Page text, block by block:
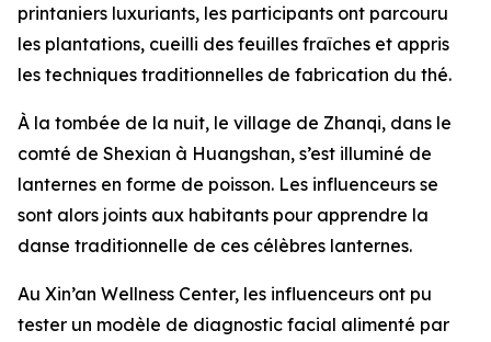
printaniers luxuriants, les participants ont parcouru
les plantations, cueilli des feuilles fraîches et appris
les techniques traditionnelles de fabrication du thé.
À la tombée de la nuit, le village de Zhanqi, dans le
comté de Shexian à Huangshan, s’est illuminé de
lanternes en forme de poisson. Les influenceurs se
sont alors joints aux habitants pour apprendre la
danse traditionnelle de ces célèbres lanternes.
Au Xin’an Wellness Center, les influenceurs ont pu
tester un modèle de diagnostic facial alimenté par